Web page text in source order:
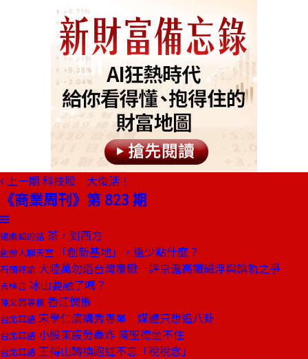
上一期 科技股 大復活！
《商業周刊》第 823 期
總編輯的話 茶，到西方
創辦人聊天室 「創新基地」，還少點什麼？
石頭評論 大陸萬勿蹈台灣覆轍─評京滬高鐵磁浮與輪軌之爭
去梯言 冰山要融了嗎？
陳文茜專欄 香江惆悵
台北耳語 宋學仁演講秀專業 媒體只想追八卦
台北耳語 小股東疲勞轟炸 陳聖德坐不住
台北耳語 王得山轉換跑道不忘「稅稅念」